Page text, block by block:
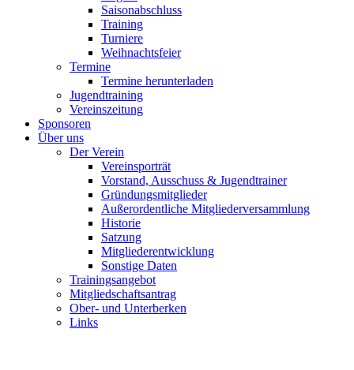
Saisonabschluss
Training
Turniere
Weihnachtsfeier
Termine
Termine herunterladen
Jugendtraining
Vereinszeitung
Sponsoren
Über uns
Der Verein
Vereinsporträt
Vorstand, Ausschuss & Jugendtrainer
Gründungsmitglieder
Außerordentliche Mitgliederversammlung
Historie
Satzung
Mitgliederentwicklung
Sonstige Daten
Trainingsangebot
Mitgliedschaftsantrag
Ober- und Unterberken
Links